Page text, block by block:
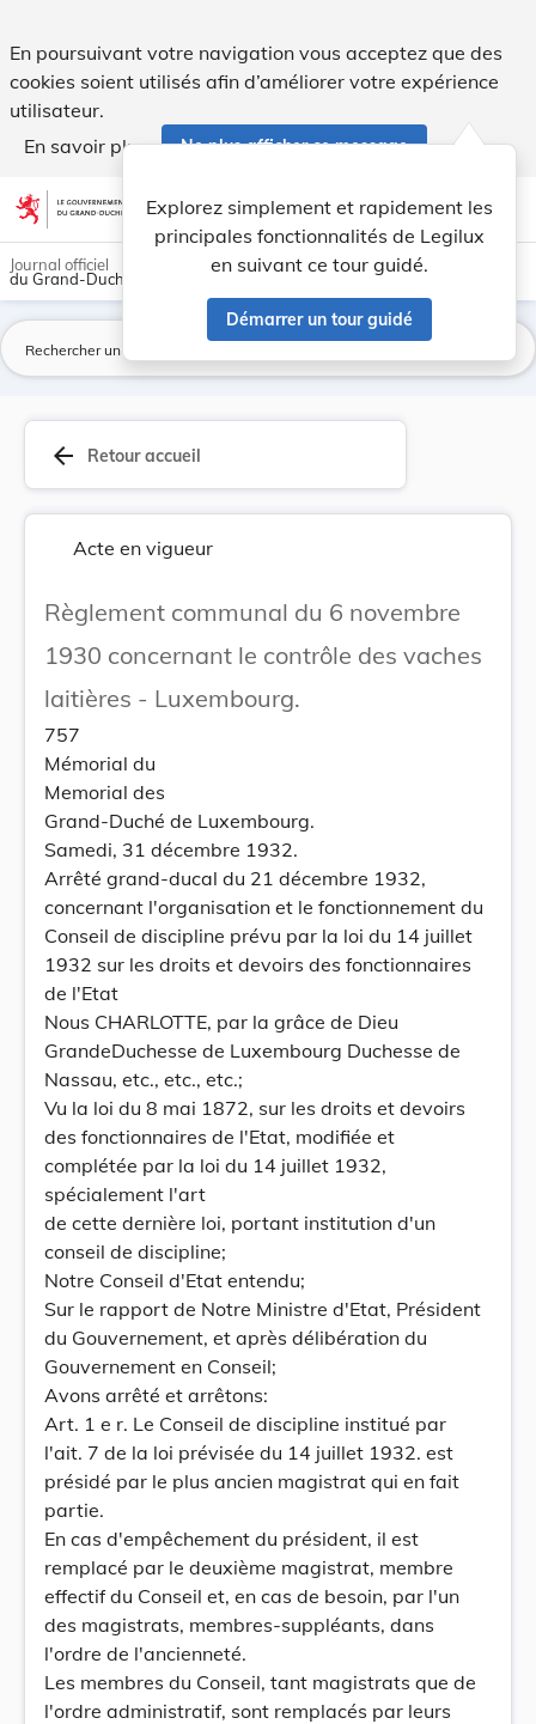
En poursuivant votre navigation vous acceptez que des
cookies soient utilisés afin d’améliorer votre expérience
utilisateur.
En savoir plus
Ne plus afficher ce message
Aller au contenu account_circle help Aide
Explorez simplement et rapidement les
principales fonctionnalités de Legilux
en suivant ce tour guidé.
Démarrer un tour guidé
light_mode dark_mode
Journal officiel
du Grand-Duché de Luxembourg
arrow_back Retour accueil
Acte en vigueur
Règlement communal du 6 novembre
1930 concernant le contrôle des vaches
laitières - Luxembourg.
757
Mémorial du
Memorial des
Grand-Duché de Luxembourg.
Samedi, 31 décembre 1932.
Arrêté grand-ducal du 21 décembre 1932,
concernant l'organisation et le fonctionnement du
Conseil de discipline prévu par la loi du 14 juillet
1932 sur les droits et devoirs des fonctionnaires
de l'Etat
Nous CHARLOTTE, par la grâce de Dieu
GrandeDuchesse de Luxembourg Duchesse de
Nassau, etc., etc., etc.;
Vu la loi du 8 mai 1872, sur les droits et devoirs
des fonctionnaires de l'Etat, modifiée et
complétée par la loi du 14 juillet 1932,
spécialement l'art
de cette dernière loi, portant institution d'un
conseil de discipline;
Notre Conseil d'Etat entendu;
Sur le rapport de Notre Ministre d'Etat, Président
du Gouvernement, et après délibération du
Gouvernement en Conseil;
Avons arrêté et arrêtons:
Art. 1 e r. Le Conseil de discipline institué par
l'ait. 7 de la loi prévisée du 14 juillet 1932. est
présidé par le plus ancien magistrat qui en fait
partie.
En cas d'empêchement du président, il est
remplacé par le deuxième magistrat, membre
effectif du Conseil et, en cas de besoin, par l'un
des magistrats, membres-suppléants, dans
l'ordre de l'ancienneté.
Les membres du Conseil, tant magistrats que de
l'ordre administratif, sont remplacés par leurs